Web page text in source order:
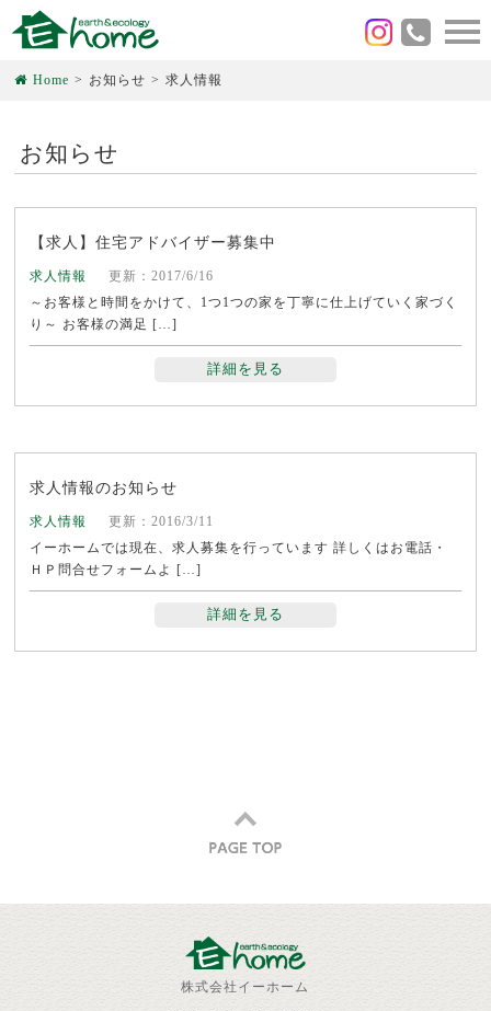
Home お知らせ 求人情報
お知らせ
【求人】住宅アドバイザー募集中
求人情報
更新：2017/6/16
～お客様と時間をかけて、1つ1つの家を丁寧に仕上げていく家づく
り～ お客様の満足 […]
詳細を見る
求人情報のお知らせ
求人情報
更新：2016/3/11
イーホームでは現在、求人募集を行っています 詳しくはお電話・
ＨＰ問合せフォームよ […]
詳細を見る
株式会社イーホーム